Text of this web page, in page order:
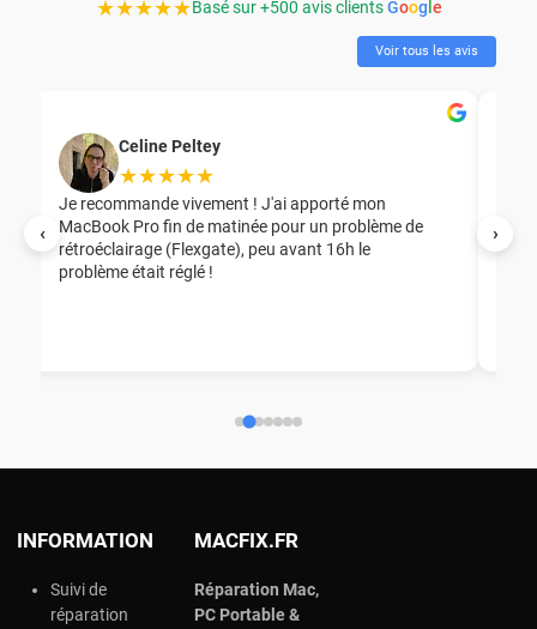
‹ ›
★★★★★Basé sur +500 avis clientsGoog e
Voir tous les avis
Celine Peltey
★★★★★
Je recommande vivement ! J'ai apporté mon
MacBook Pro fin de matinée pour un problème de
rétroéclairage (Flexgate), peu avant 16h le
problème était réglé !
INFORMATION
Suivi de
réparation
MACFIX.FR
Réparation Mac,
PC Portable &